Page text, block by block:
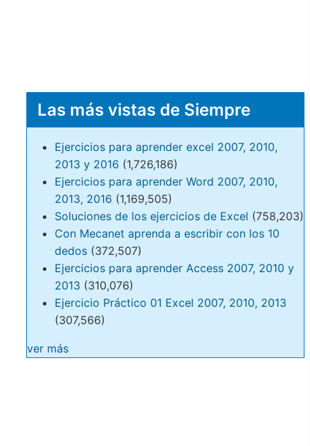
Las más vistas de Siempre
Ejercicios para aprender excel 2007, 2010,
2013 y 2016 (1,726,186)
Ejercicios para aprender Word 2007, 2010,
2013, 2016 (1,169,505)
Soluciones de los ejercicios de Excel (758,203)
Con Mecanet aprenda a escribir con los 10
dedos (372,507)
Ejercicios para aprender Access 2007, 2010 y
2013 (310,076)
Ejercicio Práctico 01 Excel 2007, 2010, 2013
(307,566)
ver más